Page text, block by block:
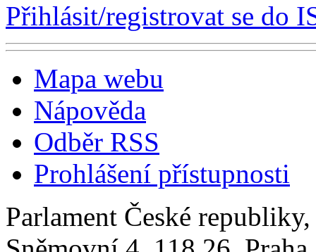
Přihlásit/registrovat se do
Mapa webu
Nápověda
Odběr RSS
Prohlášení přístupnosti
Parlament České